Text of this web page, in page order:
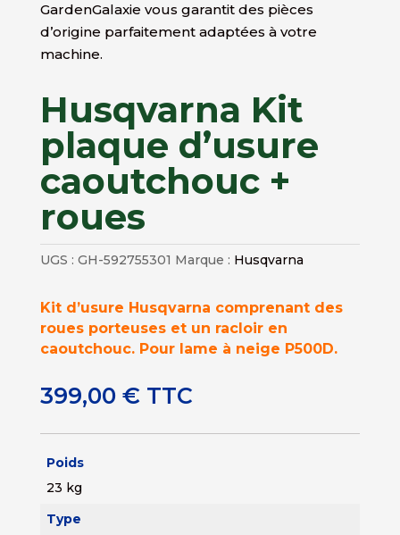
GardenGalaxie vous garantit des pièces
d’origine parfaitement adaptées à votre
machine.
Husqvarna Kit
plaque d’usure
caoutchouc +
roues
UGS : GH-592755301 Marque : Husqvarna
Kit d’usure Husqvarna comprenant des
roues porteuses et un racloir en
caoutchouc. Pour lame à neige P500D.
399,00 € TTC
Poids
23 kg
Type